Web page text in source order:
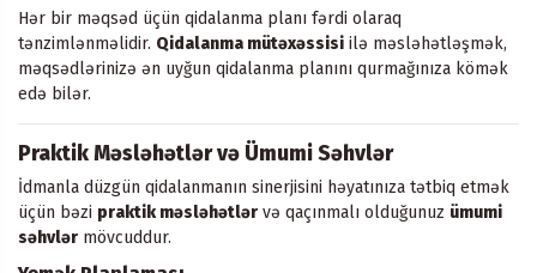
Hər bir məqsəd üçün qidalanma planı fərdi olaraq
tənzimlənməlidir. Qidalanma mütəxəssisi ilə məsləhətləşmək,
məqsədlərinizə ən uyğun qidalanma planını qurmağınıza kömək
edə bilər.
Praktik Məsləhətlər və Ümumi Səhvlər
İdmanla düzgün qidalanmanın sinerjisini həyatınıza tətbiq etmək
üçün bəzi praktik məsləhətlər və qaçınmalı olduğunuz ümumi
səhvlər mövcuddur.